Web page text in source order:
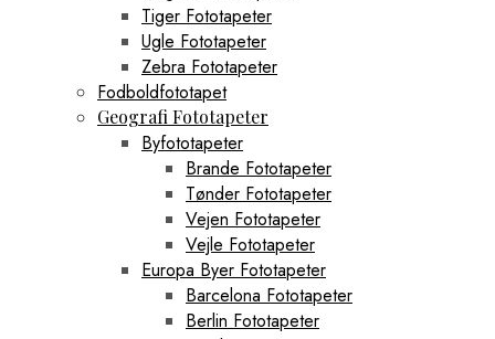
Tiger Fototapeter
Ugle Fototapeter
Zebra Fototapeter
Fodboldfototapet
Geografi Fototapeter
Byfototapeter
Brande Fototapeter
Tønder Fototapeter
Vejen Fototapeter
Vejle Fototapeter
Europa Byer Fototapeter
Barcelona Fototapeter
Berlin Fototapeter